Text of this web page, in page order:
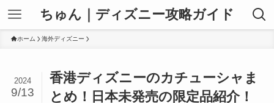
ちゅん｜ディズニー攻略ガイド
ホーム 海外ディズニー
香港ディズニーのカチューシャま
とめ！日本未発売の限定品紹介！
2024
9/13